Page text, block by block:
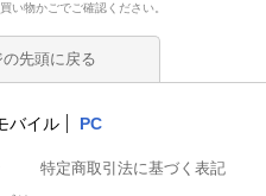
い物かごでご確認ください。
先頭に戻る
バイル PC
特定商取引法に基づく表記